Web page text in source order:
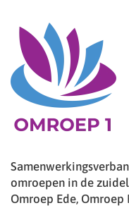
omroepen in de
Omroep Ede, Omroep